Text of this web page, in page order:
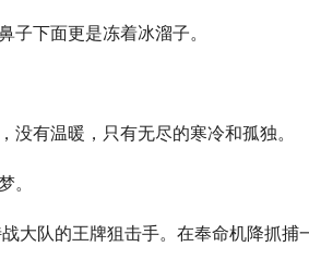
子下面更是冻着冰溜子。
没有温暖，只有无尽的寒冷和孤独。
。
大队的王牌狙击手。在奉命机降抓捕